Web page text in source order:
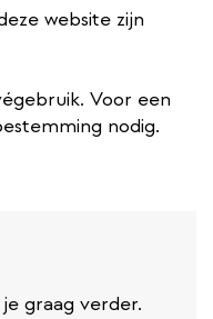
website zijn
Voor een
nodig.
graag verder.